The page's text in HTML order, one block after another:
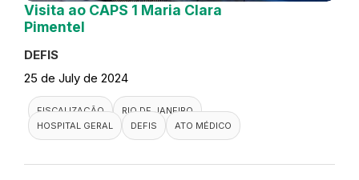
Visita ao CAPS 1 Maria Clara
Pimentel
DEFIS
25 de July de 2024
FISCALIZAÇÃO
RIO DE JANEIRO
HOSPITAL GERAL
DEFIS ATO MÉDICO